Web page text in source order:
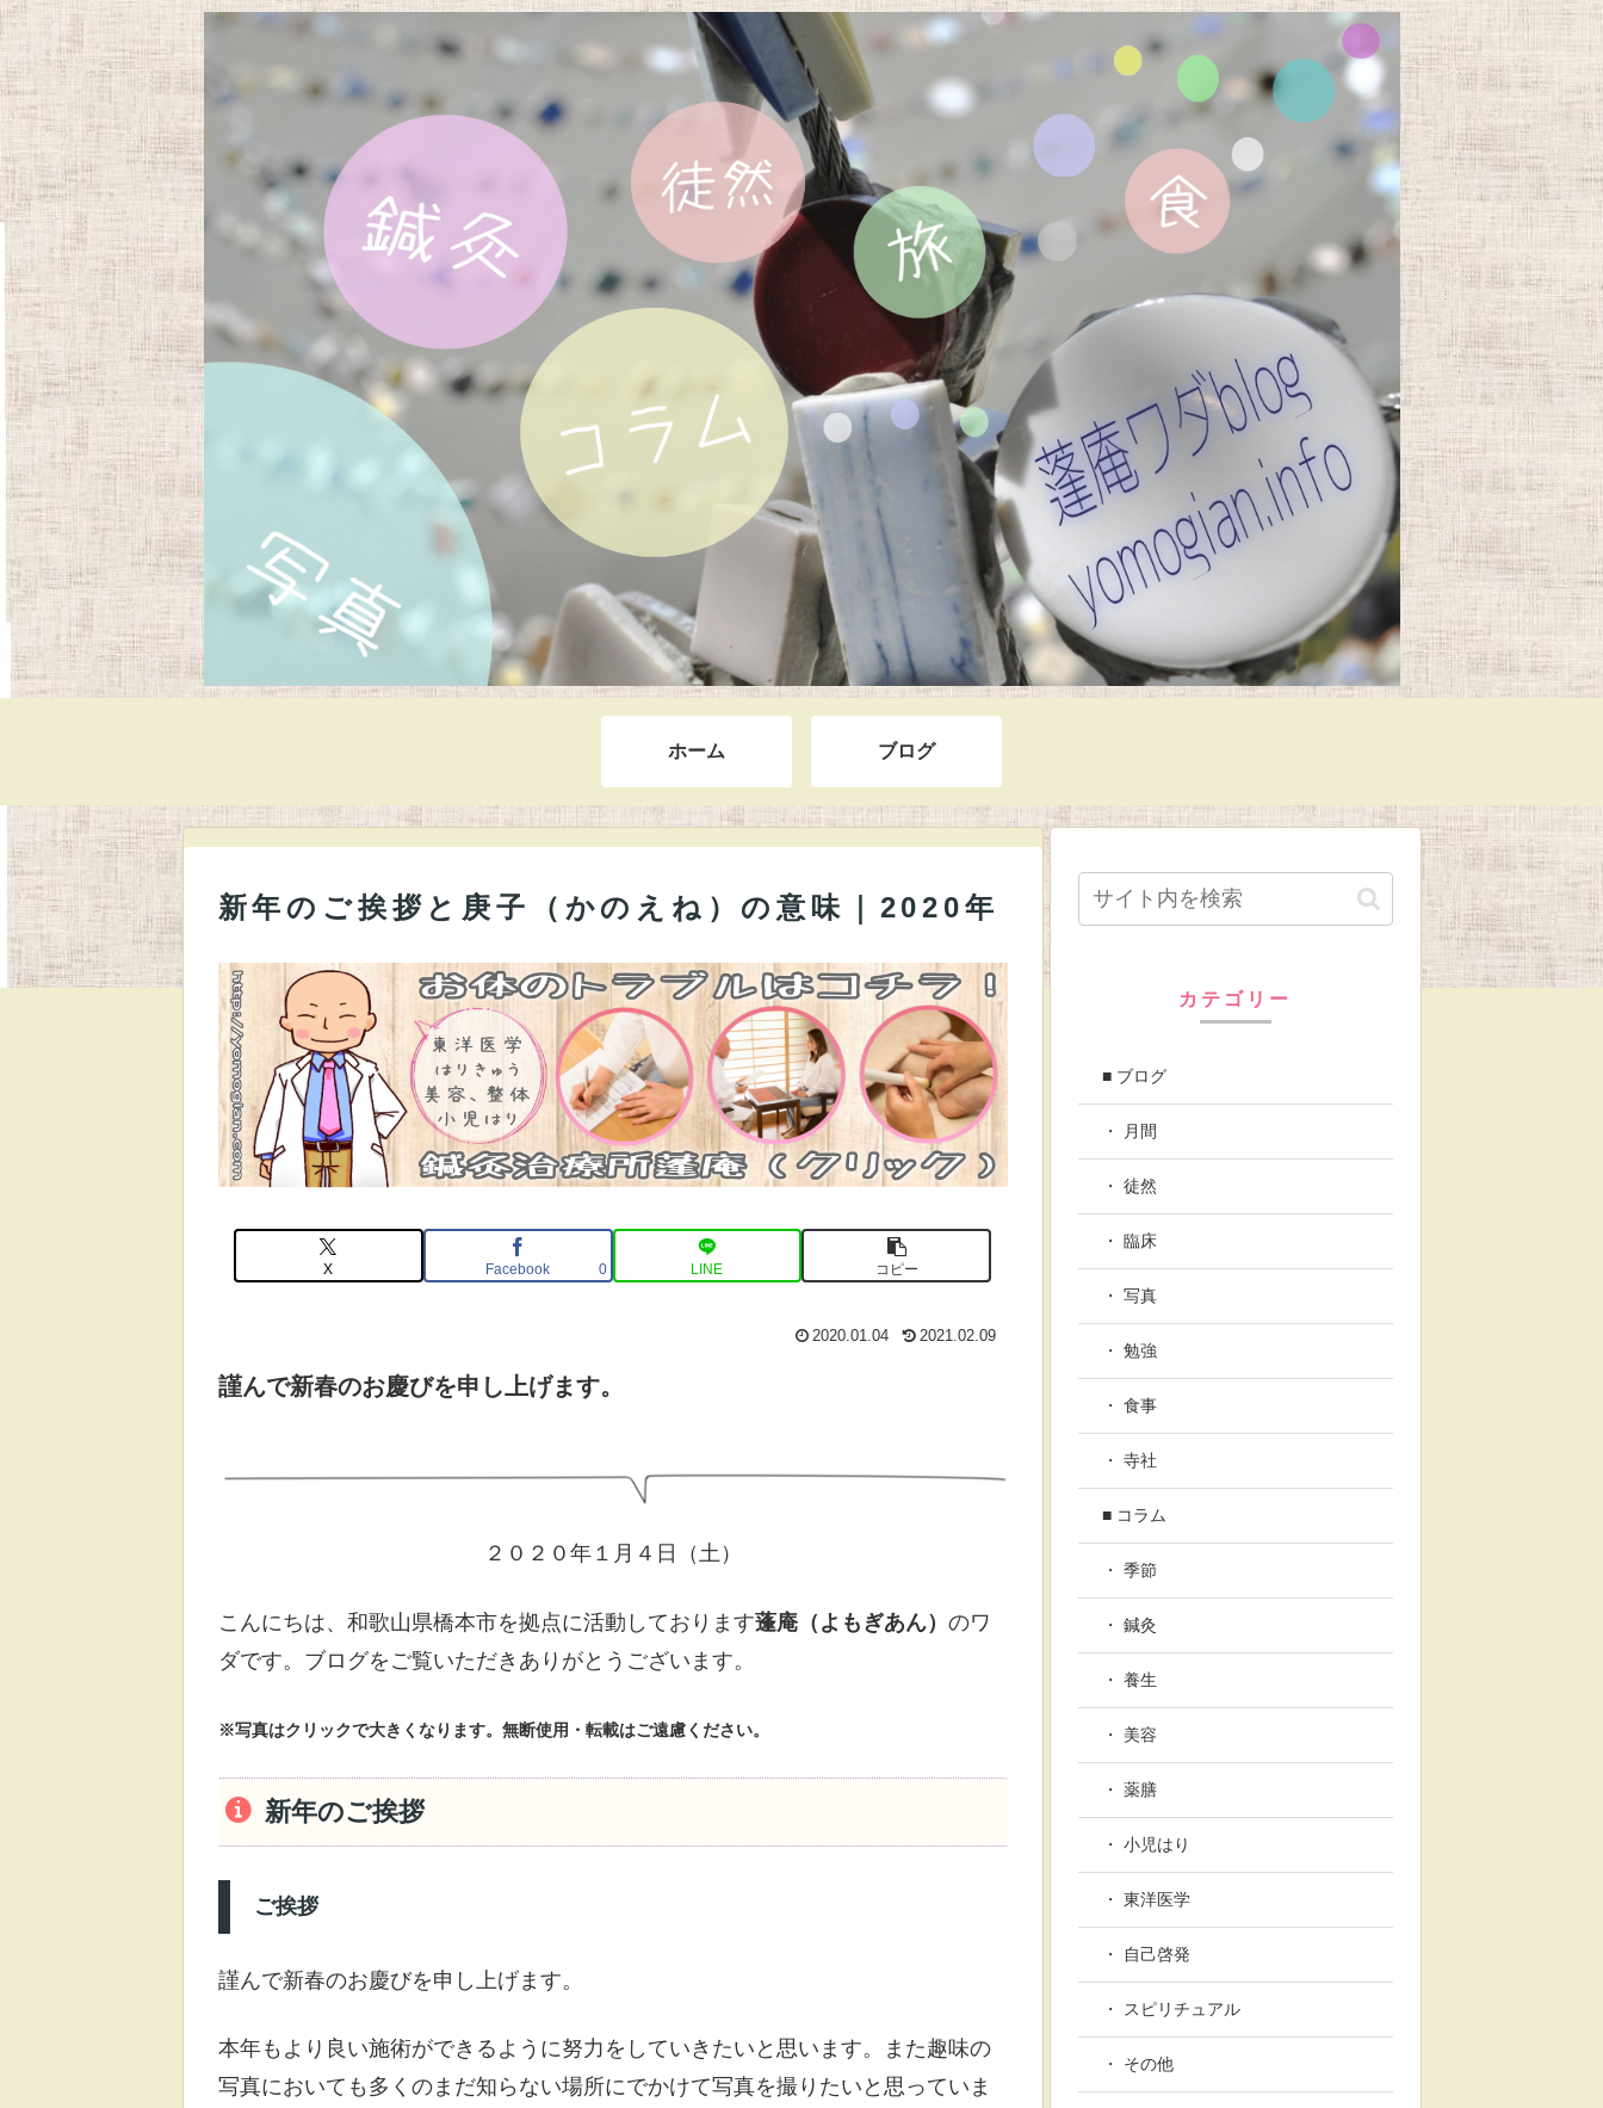
ホーム ブログ
新年のご挨拶と庚子（かのえね）の意味｜2020年
X Facebook 0 LINE コピー
2020.01.04 2021.02.09
謹んで新春のお慶びを申し上げます。
２０２０年１月４日（土）
こんにちは、和歌山県橋本市を拠点に活動しております蓬庵（よもぎあん） のワ
ダです。ブログをご覧いただきありがとうございます。
※写真はクリックで大きくなります。無断使用・転載はご遠慮ください。
新年のご挨拶
ご挨拶
謹んで新春のお慶びを申し上げます。
本年もより良い施術ができるように努力をしていきたいと思います。また趣味の
写真においても多くのまだ知らない場所にでかけて写真を撮りたいと思っていま
カテゴリー
■ ブログ
・ 月間
・ 徒然
・ 臨床
・ 写真
・ 勉強
・ 食事
・ 寺社
■ コラム
・ 季節
・ 鍼灸
・ 養生
・ 美容
・ 薬膳
・ 小児はり
・ 東洋医学
・ 自己啓発
・ スピリチュアル
・ その他